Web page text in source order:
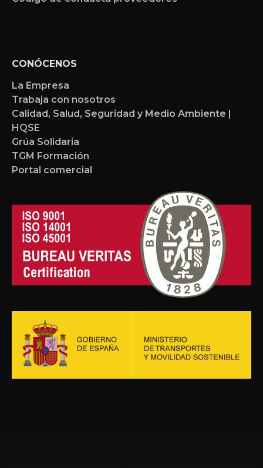
CONÓCENOS
La Empresa
Trabaja con nosotros
Calidad, Salud, Seguridad y Medio Ambiente |
HQSE
Grúa Solidaria
TGM Formación
Portal comercial